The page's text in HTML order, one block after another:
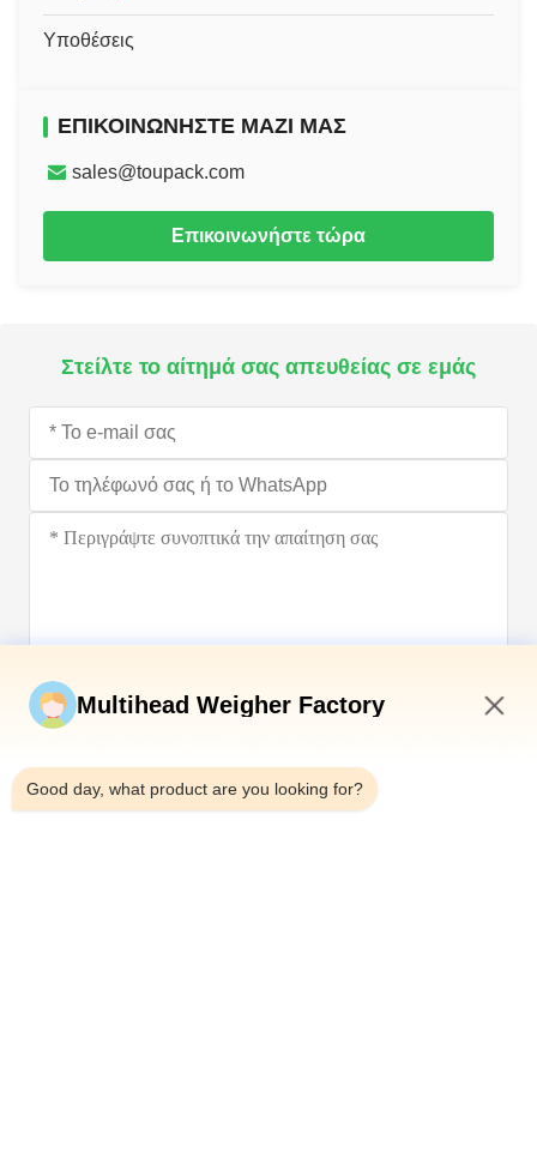
Υποθέσεις
ΕΠΙΚΟΙΝΩΝΉΣΤΕ ΜΑΖΊ ΜΑΣ
sales@toupack.com
Επικοινωνήστε τώρα
Στείλτε το αίτημά σας απευθείας σε εμάς
Multihead Weigher Factory
Good day, what product are you looking for?